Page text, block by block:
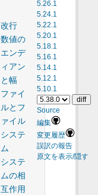
5.26.1
5.24.1
5.22.1
5.20.1
5.18.1
5.16.1
5.14.1
5.12.1
5.10.1
Source
編集
変更履歴
誤訳の報告
原文を表示/隠す
改行
数値の
エンデ
ィアン
と幅
ファイ
ルとフ
ァイル
システ
ム
システ
ムの相
互作用